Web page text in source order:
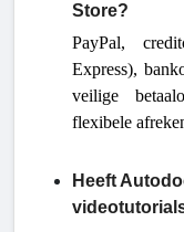
Store?
PayPal,
Express),
veilige
flexibele
Heeft